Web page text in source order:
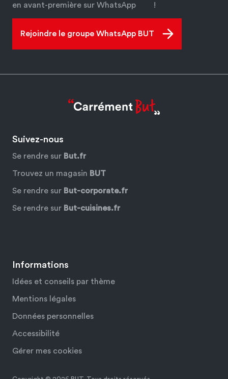
en avant-première sur WhatsApp
!
Rejoindre le groupe WhatsApp BUT
Informations
Idées et conseils par thème
Mentions légales
Données personnelles
Accessibilité
Gérer mes cookies
Suivez-nous
Se rendre sur But.fr
Trouvez un magasin BUT
Se rendre sur But-corporate.fr
Se rendre sur But-cuisines.fr